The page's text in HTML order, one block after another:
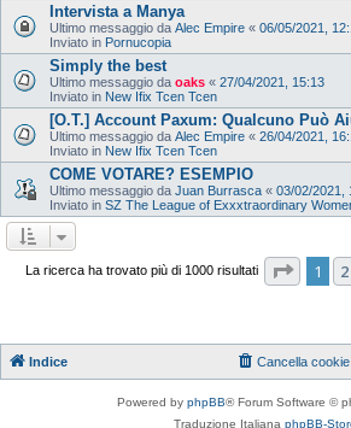
Intervista a Manya
Ultimo messaggio da Alec Empire « 06/05/2021,
Inviato in Pornucopia
Simply the best
Ultimo messaggio da oaks « 27/04/2021, 15:13
Inviato in New Ifix Tcen Tcen
[O.T.] Account Paxum: Qualcuno Può
Ultimo messaggio da Alec Empire « 26/04/2021,
Inviato in New Ifix Tcen Tcen
COME VOTARE? ESEMPIO
Ultimo messaggio da Juan Burrasca « 03/02/2021,
Inviato in SZ The League of Exxxtraordinary
La ricerca ha trovato più di 1000 risultati Pagina
1 2
Indice Cancella cookie
Powered by phpBB® Forum Software ©
Traduzione Italiana phpBB-